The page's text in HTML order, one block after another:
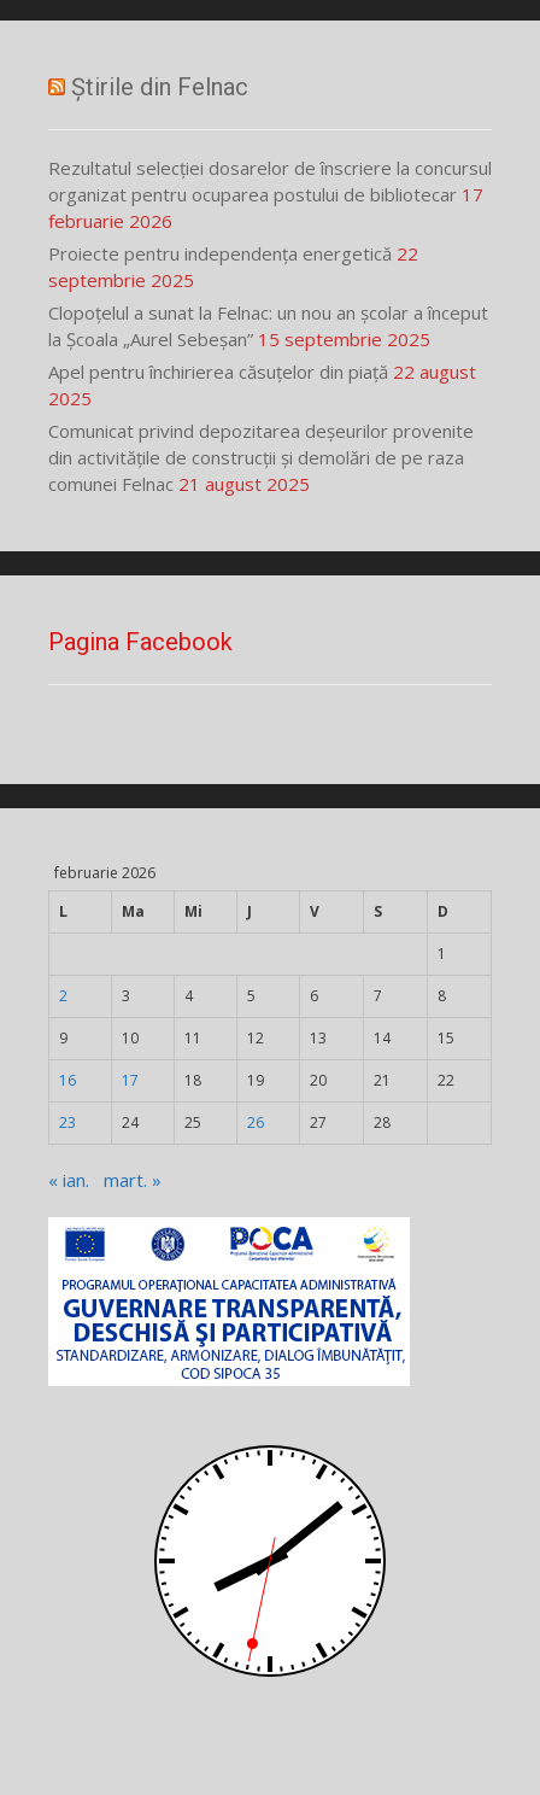
Știrile din Felnac
Rezultatul selecției dosarelor de înscriere la concursul
organizat pentru ocuparea postului de bibliotecar 17
februarie 2026
Proiecte pentru independența energetică 22
septembrie 2025
Clopoțelul a sunat la Felnac: un nou an școlar a început
la Școala „Aurel Sebeșan” 15 septembrie 2025
Apel pentru închirierea căsuțelor din piață 22 august
2025
Comunicat privind depozitarea deșeurilor provenite
din activitățile de construcții și demolări de pe raza
comunei Felnac 21 august 2025
Pagina Facebook
februarie 2026
L
Ma Mi J V S D
1
2 3 4 5 6 7 8
9 10 11 12 13 14 15
16 17 18 19 20 21 22
23 24 25 26 27 28
« ian. mart. »